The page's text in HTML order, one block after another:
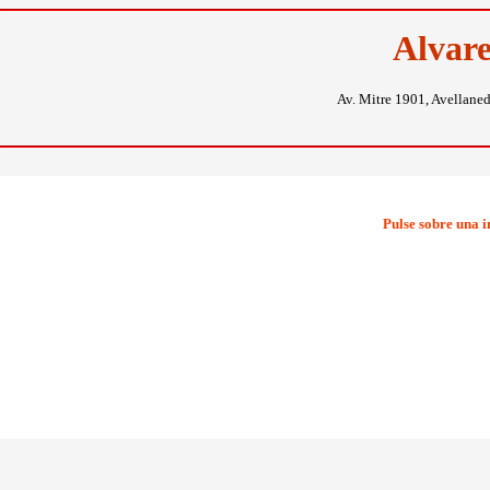
Av. Mitre 1901,
Pulse sobre una